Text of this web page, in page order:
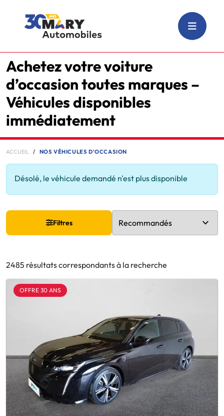
Achetez votre voiture
d’occasion toutes marques –
Véhicules disponibles
immédiatement
ACCUEIL NOS VÉHICULES D'OCCASION
Désolé, le véhicule demandé n'est plus disponible
Filtres
2485 résultats correspondants à la recherche
OFFRE 30 ANS